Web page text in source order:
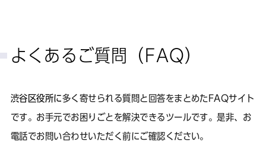
よくあるご質問（FAQ）
渋谷区役所に多く寄せられる質問と回答をまとめたFAQサイト
です。お手元でお困りごとを解決できるツールです。是非、お
電話でお問い合わせいただく前にご確認ください。